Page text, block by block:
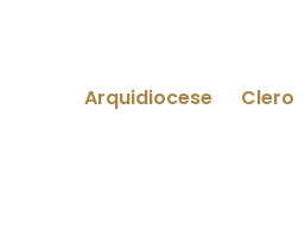
Arquidiocese Clero